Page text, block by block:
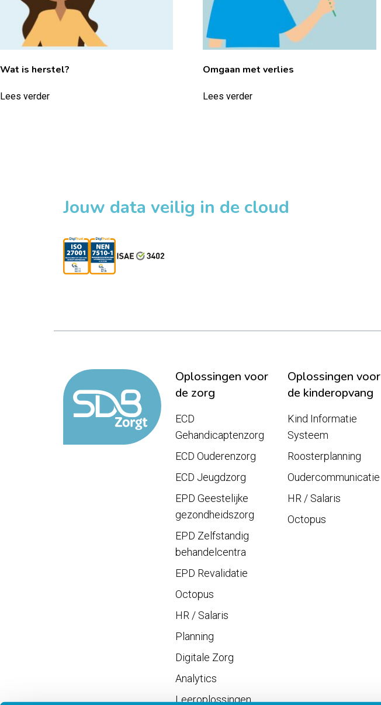
Wat is herstel?
Lees verder
Omgaan met verlies
Lees verder
Jouw data veilig in de cloud
Oplossingen voor
de zorg
Oplossingen voor
de kinderopvang
ECD
Gehandicaptenzorg
ECD Ouderenzorg
ECD Jeugdzorg
EPD Geestelijke
gezondheidszorg
EPD Zelfstandig
behandelcentra
EPD Revalidatie
Octopus
HR / Salaris
Planning
Digitale Zorg
Analytics
Leeroplossingen
Kind Informatie
Systeem
Roosterplanning
Oudercommunicatie
HR / Salaris
Octopus